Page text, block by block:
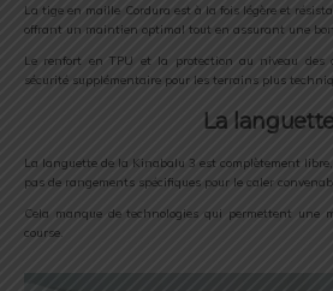
La tige en maille Cordura est à la fois légère et
offrant un maintien optimal tout en assurant une
Le renfort en TPU et la protection au niveau des
sécurité supplémentaire pour les terrains plus
La
La languette de la Kinabalu 3 est complètement
pas de rangements spécifiques pour le caler
Cela manque de technologies qui permettent une
course.